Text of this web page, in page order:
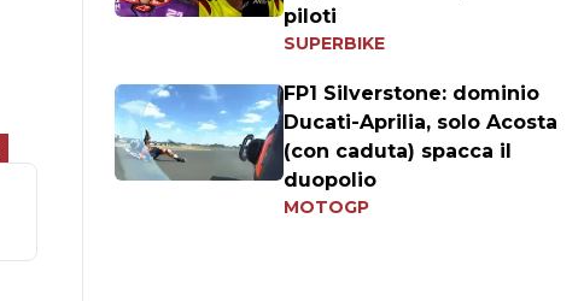
piloti
SUPERBIKE
FP1 Silverstone: dominio
Ducati-Aprilia, solo Acosta
(con caduta) spacca il
duopolio
MOTOGP